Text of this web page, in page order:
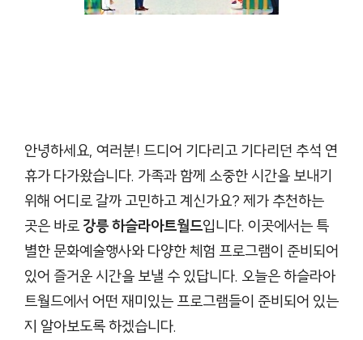
안녕하세요, 여러분! 드디어 기다리고 기다리던 추석 연
휴가 다가왔습니다. 가족과 함께 소중한 시간을 보내기
위해 어디로 갈까 고민하고 계신가요? 제가 추천하는
곳은 바로 강릉 하슬라아트월드입니다. 이곳에서는 특
별한 문화예술행사와 다양한 체험 프로그램이 준비되어
있어 즐거운 시간을 보낼 수 있답니다. 오늘은 하슬라아
트월드에서 어떤 재미있는 프로그램들이 준비되어 있는
지 알아보도록 하겠습니다.